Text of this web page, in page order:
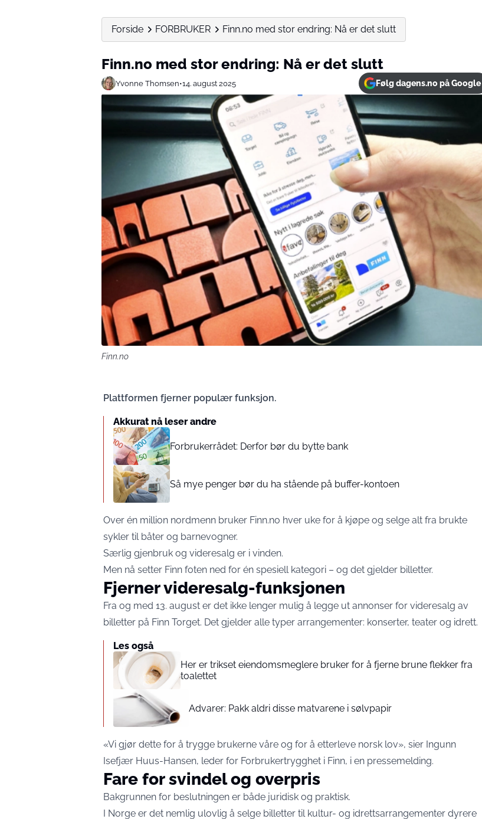
Forside FORBRUKER Finn.no med stor endring: Nå er det slutt
Finn.no med stor endring: Nå er det slutt
Yvonne Thomsen•14. august 2025 Følg dagens.no på Google
Finn.no
Plattformen fjerner populær funksjon.
Akkurat nå leser andre
Forbrukerrådet: Derfor bør du bytte bank
Så mye penger bør du ha stående på buffer-kontoen
Over én million nordmenn bruker Finn.no hver uke for å kjøpe og selge alt fra brukte
sykler til båter og barnevogner.
Særlig gjenbruk og videresalg er i vinden.
Men nå setter Finn foten ned for én spesiell kategori – og det gjelder billetter.
Fjerner videresalg-funksjonen
Fra og med 13. august er det ikke lenger mulig å legge ut annonser for videresalg av
billetter på Finn Torget. Det gjelder alle typer arrangementer: konserter, teater og idrett.
Les også
Her er trikset eiendomsmeglere bruker for å fjerne brune flekker fra
toalettet
Advarer: Pakk aldri disse matvarene i sølvpapir
«Vi gjør dette for å trygge brukerne våre og for å etterleve norsk lov», sier Ingunn
Isefjær Huus-Hansen, leder for Forbrukertrygghet i Finn, i en pressemelding.
Fare for svindel og overpris
Bakgrunnen for beslutningen er både juridisk og praktisk.
I Norge er det nemlig ulovlig å selge billetter til kultur- og idrettsarrangementer dyrere